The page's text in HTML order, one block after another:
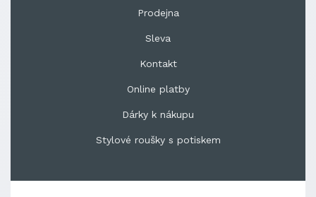
Prodejna
Sleva
Kontakt
Online platby
Dárky k nákupu
Stylové roušky s potiskem